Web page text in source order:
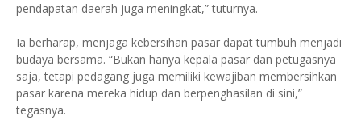
pendapatan daerah juga meningkat,” tuturnya.
Ia berharap, menjaga kebersihan pasar dapat tumbuh menjadi
budaya bersama. “Bukan hanya kepala pasar dan petugasnya
saja, tetapi pedagang juga memiliki kewajiban membersihkan
pasar karena mereka hidup dan berpenghasilan di sini,”
tegasnya.